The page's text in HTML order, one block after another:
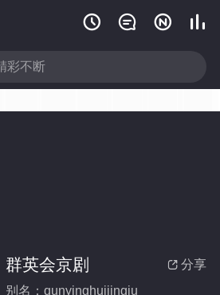
   
 分享
群英会京剧
别名：qunyinghuijingju